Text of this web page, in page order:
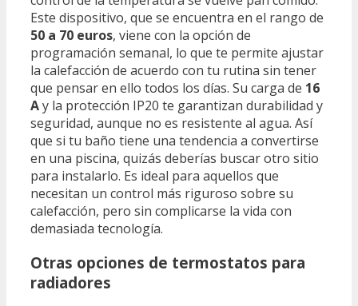
Este dispositivo, que se encuentra en el rango de
50 a 70 euros, viene con la opción de
programación semanal, lo que te permite ajustar
la calefacción de acuerdo con tu rutina sin tener
que pensar en ello todos los días. Su carga de 16
Ay la protección IP20 te garantizan durabilidad y
seguridad, aunque no es resistente al agua. Así
que si tu baño tiene una tendencia a convertirse
en una piscina, quizás deberías buscar otro sitio
para instalarlo. Es ideal para aquellos que
necesitan un control más riguroso sobre su
calefacción, pero sin complicarse la vida con
demasiada tecnología.
Otras opciones de termostatos para
radiadores